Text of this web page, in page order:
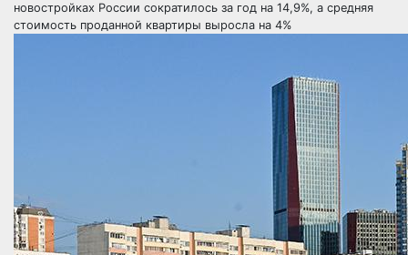
новостройках России сократилось за год на 14,9%, а средняя
стоимость проданной квартиры выросла на 4%